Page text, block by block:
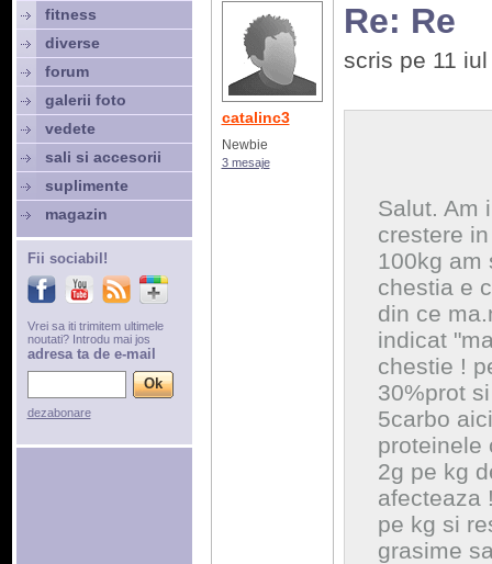
catalinc3
Newbie
3 mesaje
Re: Re
scris pe 11
Salut. Am
crestere
100kg am
chestia e
din ce
indicat
chestie !
30%prot
5carbo
proteinele
2g pe kg
afecteaza
pe kg si
grasime
fitness
diverse
forum
galerii foto
vedete
sali si accesorii
suplimente
magazin
Fii sociabil!
Vrei sa iti trimitem ultimele
noutati? Introdu mai jos
adresa ta de e-mail
dezabonare